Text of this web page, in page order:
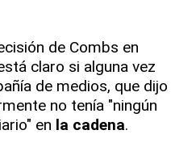
de Combs en
claro si alguna vez
de medios, que dijo
no tenía "ningún
en la cadena.